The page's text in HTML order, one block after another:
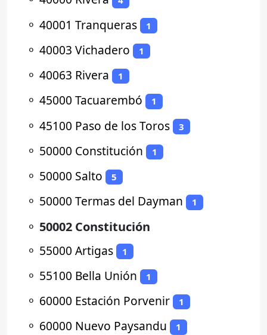
⚬ 40001 Tranqueras 1
⚬ 40003 Vichadero 1
⚬ 40063 Rivera 1
⚬ 45000 Tacuarembó 1
⚬ 45100 Paso de los Toros 3
⚬ 50000 Constitución 1
⚬ 50000 Salto 5
⚬ 50000 Termas del Dayman 1
⚬ 50002 Constitución
⚬ 55000 Artigas 1
⚬ 55100 Bella Unión 1
⚬ 60000 Estación Porvenir 1
⚬ 60000 Nuevo Paysandu 1